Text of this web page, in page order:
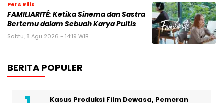
Pers Rilis
FAMILIARITÉ: Ketika Sinema dan Sastra
Bertemu dalam Sebuah Karya Puitis
Sabtu, 8 Agu 2026 - 14:19 WIB
BERITA POPULER
Kasus Produksi Film Dewasa, Pemeran